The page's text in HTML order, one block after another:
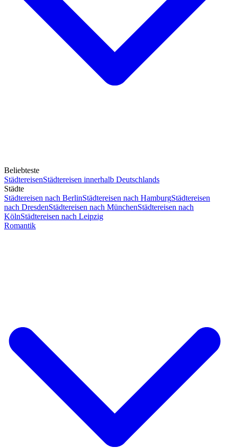
Beliebteste
StädtereisenStädtereisen innerhalb Deutschlands
Städte
Städtereisen nach BerlinStädtereisen nach HamburgStädtereisen
nach DresdenStädtereisen nach MünchenStädtereisen nach
KölnStädtereisen nach Leipzig
Romantik